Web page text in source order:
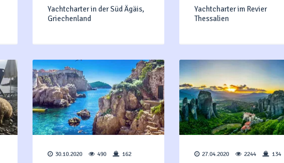
Yachtcharter in der Süd Ägäis,
Griechenland
Yachtcharter im Revier
Thessalien
30.10.2020 490 162 27.04.2020 2244 134